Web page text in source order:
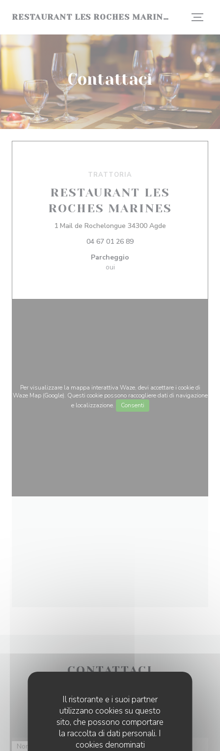
Il ristorante e i suoi partner
utilizzano cookies su questo
sito, che possono comportare
la raccolta di dati personali. I
cookies denominati
RESTAURANT LES ROCHES MARINES
Contattaci
TRATTORIA
RESTAURANT LES
ROCHES MARINES
1 Mail de Rochelongue 34300 Agde
04 67 01 26 89
Parcheggio
oui
Per visualizzare la mappa interattiva Waze, devi accettare i cookie di
Waze Map (Google). Questi cookie possono raccogliere dati di navigazione
e localizzazione.
Consenti
CONTATTACI
Vuoi contattarci?
Compila il modulo sottostante!